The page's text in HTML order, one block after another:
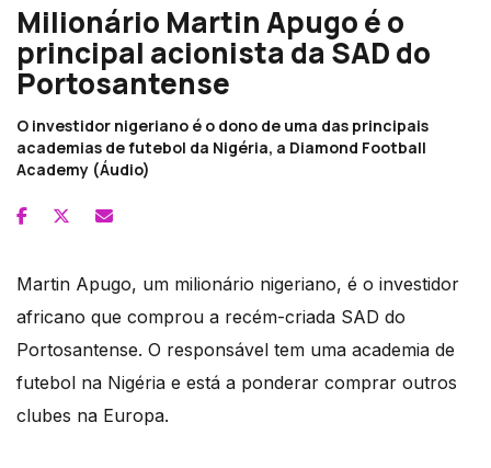
Milionário Martin Apugo é o
principal acionista da SAD do
Portosantense
O investidor nigeriano é o dono de uma das principais
academias de futebol da Nigéria, a Diamond Football
Academy (Áudio)
Martin Apugo, um milionário nigeriano, é o investidor
africano que comprou a recém-criada SAD do
Portosantense. O responsável tem uma academia de
futebol na Nigéria e está a ponderar comprar outros
clubes na Europa.